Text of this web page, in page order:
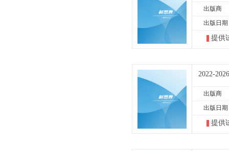
出版商
出版日期
提供
2022-
出版商
出版日期
提供